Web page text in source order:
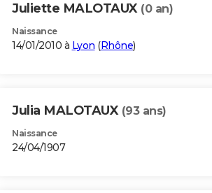
Juliette MALOTAUX (0 an)
Naissance
14/01/2010 à Lyon (Rhône)
Julia MALOTAUX (93 ans)
Naissance
24/04/1907